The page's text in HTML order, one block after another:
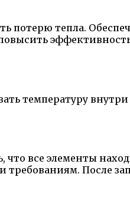
потерю тепла.
температуру внутри
что все элементы
После